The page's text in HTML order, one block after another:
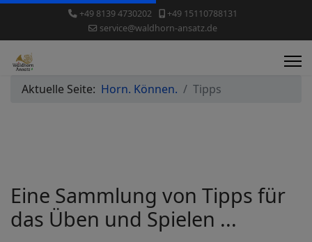
+49 8139 4730202
+49 15110788131
service@waldhorn-ansatz.de
Aktuelle Seite: Horn. Können. Tipps
Eine Sammlung von Tipps für
das Üben und Spielen ...